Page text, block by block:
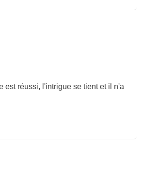
est réussi, l'intrigue se tient et il n'a